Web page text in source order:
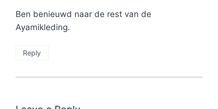
Ben benieuwd naar de rest van de
Ayamikleding.
Reply